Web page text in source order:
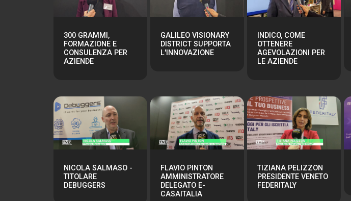
300 GRAMMI,
FORMAZIONE E
CONSULENZA PER
AZIENDE
GALILEO VISIONARY
DISTRICT SUPPORTA
L'INNOVAZIONE
INDICO, COME
OTTENERE
AGEVOLAZIONI PER
LE AZIENDE
NICOLA SALMASO -
TITOLARE
DEBUGGERS
FLAVIO PINTON
AMMINISTRATORE
DELEGATO E-
CASAITALIA
TIZIANA PELIZZON
PRESIDENTE VENETO
FEDERITALY